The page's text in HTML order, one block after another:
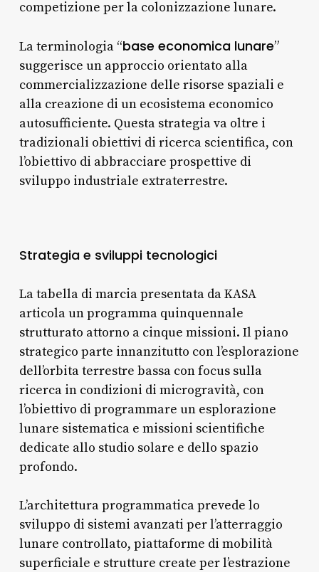
competizione per la colonizzazione lunare.
La terminologia “base economica lunare”
suggerisce un approccio orientato alla
commercializzazione delle risorse spaziali e
alla creazione di un ecosistema economico
autosufficiente. Questa strategia va oltre i
tradizionali obiettivi di ricerca scientifica, con
l’obiettivo di abbracciare prospettive di
sviluppo industriale extraterrestre.
Strategia e sviluppi tecnologici
La tabella di marcia presentata da KASA
articola un programma quinquennale
strutturato attorno a cinque missioni. Il piano
strategico parte innanzitutto con l’esplorazione
dell’orbita terrestre bassa con focus sulla
ricerca in condizioni di microgravità, con
l’obiettivo di programmare un esplorazione
lunare sistematica e missioni scientifiche
dedicate allo studio solare e dello spazio
profondo.
L’architettura programmatica prevede lo
sviluppo di sistemi avanzati per l’atterraggio
lunare controllato, piattaforme di mobilità
superficiale e strutture create per l’estrazione